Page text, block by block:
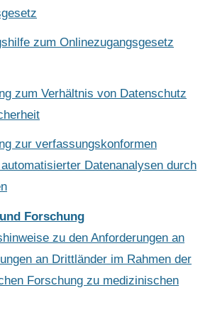
zum Onlinezugangsgesetz
zum Verhältnis von Datenschutz
zur verfassungskonformen
Datenanalysen durch
Forschung
zu den Anforderungen an
an Drittländer im Rahmen der
Forschung zu medizinischen